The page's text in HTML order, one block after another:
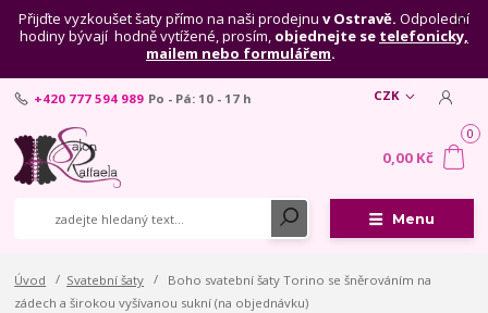
Přijďte vyzkoušet šaty přímo na naši prodejnu v Ostravě. Odpolední
hodiny bývají hodně vytížené, prosím, objednejte se telefonicky,
mailem nebo formulářem.
Menu
CZK
+420 777 594 989 Po - Pá: 10 - 17 h
0
0,00 Kč
Úvod Svatební šaty
Boho svatební šaty Torino se šněrováním na
zádech a širokou vyšívanou sukní (na objednávku)